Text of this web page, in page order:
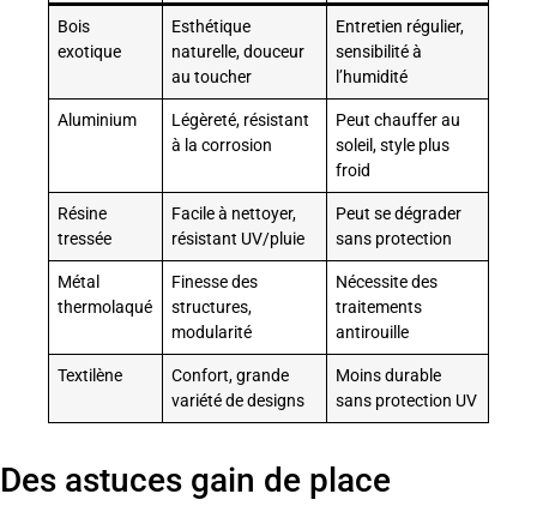
Bois
exotique
Esthétique
naturelle, douceur
au toucher
Entretien régulier,
sensibilité à
l’humidité
Aluminium
Légèreté, résistant
à la corrosion
Peut chauffer au
soleil, style plus
froid
Résine
tressée
Facile à nettoyer,
résistant UV/pluie
Peut se dégrader
sans protection
Métal
thermolaqué
Finesse des
structures,
modularité
Nécessite des
traitements
antirouille
Textilène
Confort, grande
variété de designs
Moins durable
sans protection UV
Des astuces gain de place